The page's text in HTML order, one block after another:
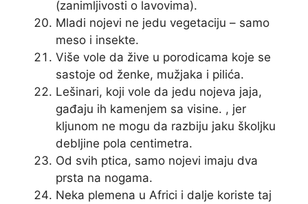
(zanimljivosti o lavovima).
Mladi nojevi ne jedu vegetaciju – samo
meso i insekte.
Više vole da žive u porodicama koje se
sastoje od ženke, mužjaka i pilića.
Lešinari, koji vole da jedu nojeva jaja,
gađaju ih kamenjem sa visine. , jer
kljunom ne mogu da razbiju jaku školjku
debljine pola centimetra.
Od svih ptica, samo nojevi imaju dva
prsta na nogama.
Neka plemena u Africi i dalje koriste taj